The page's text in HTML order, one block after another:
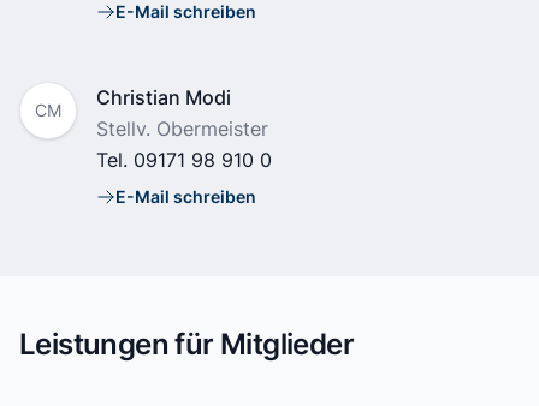
E-Mail
E-Mail schreiben
CM
Name
Christian Modi
Position
Stellv. Obermeister
Tel. 09171 98 910 0
E-Mail
E-Mail schreiben
Leistungen für Mitglieder